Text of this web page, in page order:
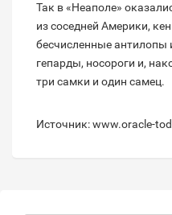
Так в «Неаполе»
из соседней Америки,
бесчисленные
гепарды, носороги и,
три самки и один самец.
Источник: www.oracle-